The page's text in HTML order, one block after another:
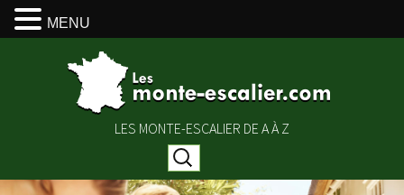
LES MONTE-ESCALIER DE A À Z
Rechercher :
MENU